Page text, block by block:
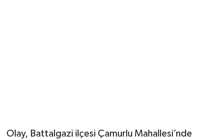
Olay, Battalgazi ilçesi Çamurlu Mahallesi’nde